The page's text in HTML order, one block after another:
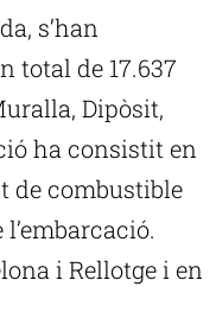
s’han
total de 17.637
Dipòsit,
ha consistit en
de combustible
i Rellotge i en